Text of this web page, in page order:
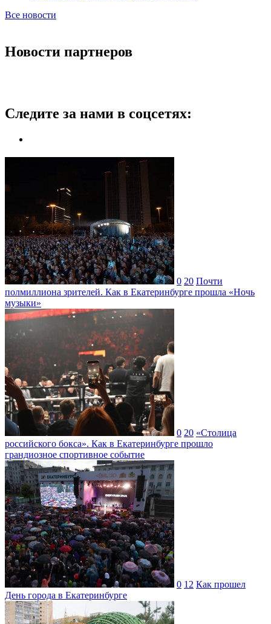
Все новости
Новости партнеров
Следите за нами в соцсетях:
0 20 Почти
полмиллиона зрителей. Как в Екатеринбурге прошла «Ночь
музыки»
0 20 «Столица
российского бокса». Как в Екатеринбурге прошло
грандиозное спортивное событие
0 12 Как прошел
День города в Екатеринбурге